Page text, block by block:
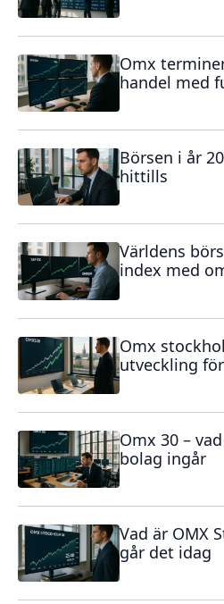
Omx
handel med
Börsen i år
hittills
Världens
index med
Omx
utveckling
Omx 30 –
bolag ingår
Vad är OMX
går det idag